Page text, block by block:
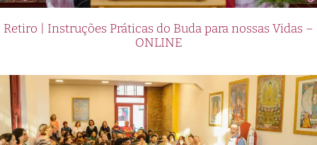
Retiro | Instruções Práticas do Buda para nossas Vidas –
ONLINE